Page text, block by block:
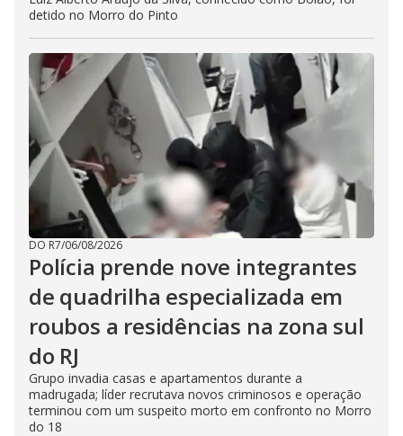
detido no Morro do Pinto
DO R7/06/08/2026
Polícia prende nove integrantes
de quadrilha especializada em
roubos a residências na zona sul
do RJ
Grupo invadia casas e apartamentos durante a
madrugada; líder recrutava novos criminosos e operação
terminou com um suspeito morto em confronto no Morro
do 18